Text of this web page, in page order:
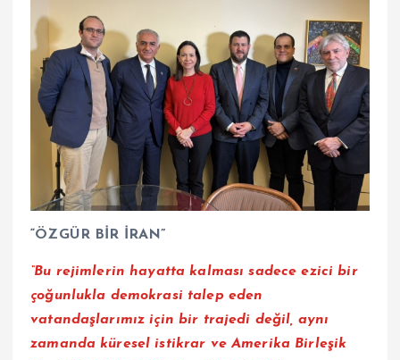
“ÖZGÜR BİR İRAN”
“Bu rejimlerin hayatta kalması sadece ezici bir
çoğunlukla demokrasi talep eden
vatandaşlarımız için bir trajedi değil, aynı
zamanda küresel istikrar ve Amerika Birleşik